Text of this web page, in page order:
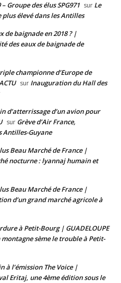
Groupe des élus SPG971 sur Le
plus élevé dans les Antilles
de baignade en 2018 ? |
des eaux de baignade de
championne d’Europe de
sur Inauguration du Hall des
d’atterrissage d’un avion pour
sur Grève d’Air France,
Antilles-Guyane
Beau Marché de France |
nocturne : lyannaj humain et
Beau Marché de France |
d’un grand marché agricole à
à Petit-Bourg | GUADELOUPE
sème le trouble à Petit-
à l’émission The Voice |
Eritaj, une 4ème édition sous le